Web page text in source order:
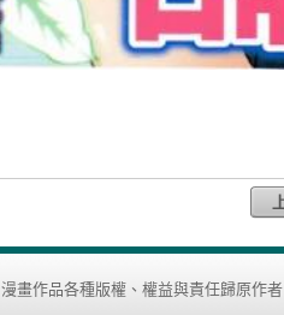
漫畫作品各種版權、權益與責任歸原作者